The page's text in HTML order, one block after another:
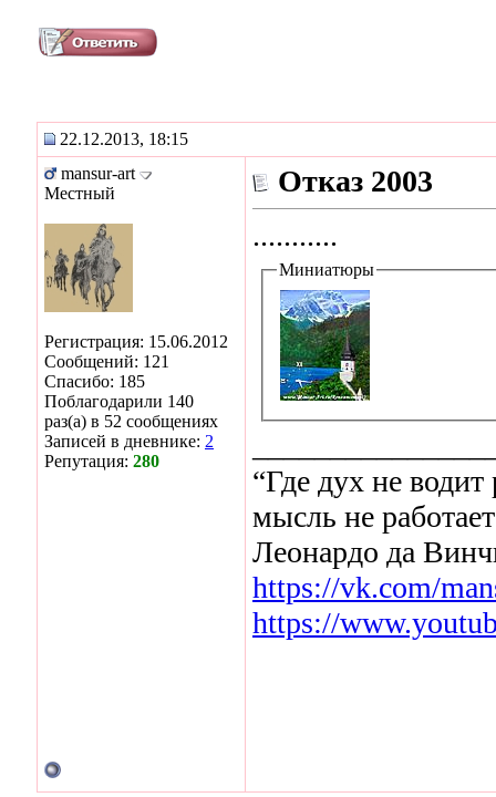
22.12.2013, 18:15
mansur-art
Местный
Регистрация: 15.06.2012
Сообщений: 121
Спасибо: 185
Поблагодарили 140
раз(а) в 52 сообщениях
Записей в дневнике: 2
Репутация: 280
Отказ 2003
...........
Миниатюры
“Где дух не
мысль не
Леонардо да
https://vk.com/
https://